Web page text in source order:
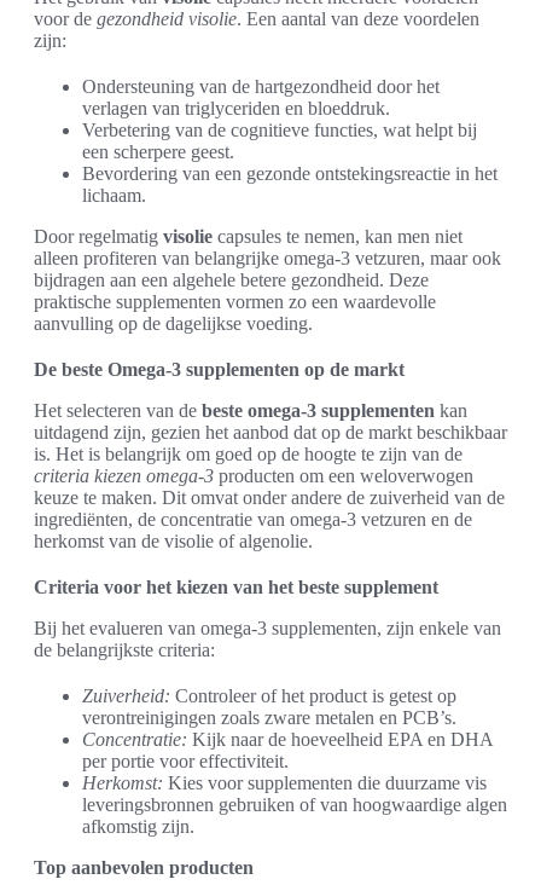
voor de gezondheid visolie. Een aantal van deze voordelen
zijn:
Ondersteuning van de hartgezondheid door het
verlagen van triglyceriden en bloeddruk.
Verbetering van de cognitieve functies, wat helpt bij
een scherpere geest.
Bevordering van een gezonde ontstekingsreactie in het
lichaam.
Door regelmatig visolie capsules te nemen, kan men niet
alleen profiteren van belangrijke omega-3 vetzuren, maar ook
bijdragen aan een algehele betere gezondheid. Deze
praktische supplementen vormen zo een waardevolle
aanvulling op de dagelijkse voeding.
De beste Omega-3 supplementen op de markt
Het selecteren van de beste omega-3 supplementen kan
uitdagend zijn, gezien het aanbod dat op de markt beschikbaar
is. Het is belangrijk om goed op de hoogte te zijn van de
criteria kiezen omega-3 producten om een weloverwogen
keuze te maken. Dit omvat onder andere de zuiverheid van de
ingrediënten, de concentratie van omega-3 vetzuren en de
herkomst van de visolie of algenolie.
Criteria voor het kiezen van het beste supplement
Bij het evalueren van omega-3 supplementen, zijn enkele van
de belangrijkste criteria:
Zuiverheid: Controleer of het product is getest op
verontreinigingen zoals zware metalen en PCB’s.
Concentratie: Kijk naar de hoeveelheid EPA en DHA
per portie voor effectiviteit.
Herkomst: Kies voor supplementen die duurzame vis
leveringsbronnen gebruiken of van hoogwaardige algen
afkomstig zijn.
Top aanbevolen producten